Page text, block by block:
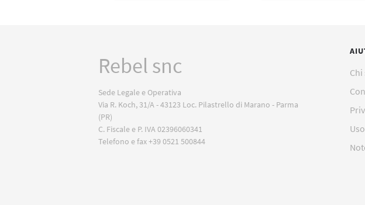
Rebel snc
Sede Legale e Operativa
Via R. Koch, 31/A - 43123 Loc. Pilastrello di Marano - Parma
(PR)
C. Fiscale e P. IVA 02396060341
Telefono e fax +39 0521 500844